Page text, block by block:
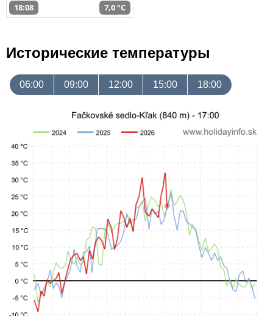
18:08 7,0 °C
Исторические температуры
06:00 09:00 12:00 15:00 18:00